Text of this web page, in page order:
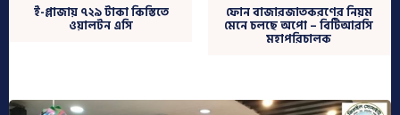
ই-প্লাজায় ৭২৯ টাকা কিস্তিতে
ওয়ালটন এসি
ফোন বাজারজাতকরণের নিয়ম
মেনে চলছে অপো – বিটিআরসি
মহাপরিচালক